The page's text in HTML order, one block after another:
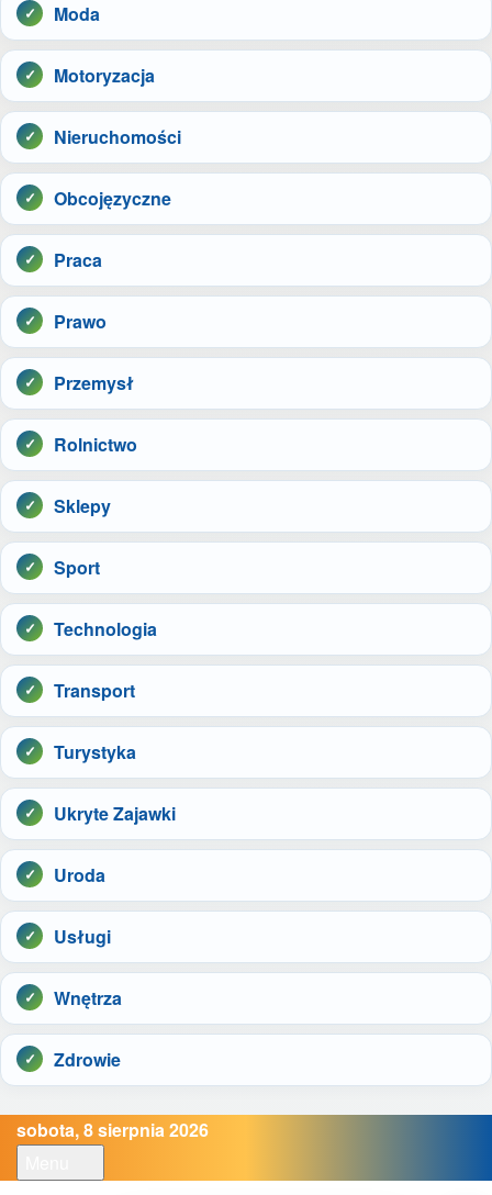
Moda
Motoryzacja
Nieruchomości
Obcojęzyczne
Praca
Prawo
Przemysł
Rolnictwo
Sklepy
Sport
Technologia
Transport
Turystyka
Ukryte Zajawki
Uroda
Usługi
Wnętrza
Zdrowie
sobota, 8 sierpnia 2026